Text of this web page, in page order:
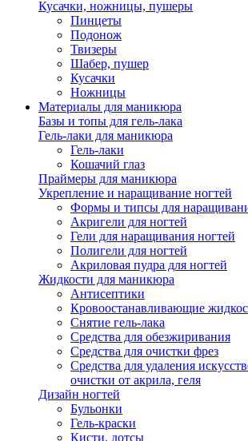
Кусачки, ножницы, пушеры
Пинцеты
Подонож
Твизеры
Шабер, пушер
Кусачки
Ножницы
Материалы для маникюра
Базы и топы для гель-лака
Гель-лаки для маникюра
Гель-лаки
Кошачий глаз
Праймеры для маникюра
Укрепление и наращивание ногтей
Формы и типсы для
Акригели для ногтей
Гели для наращивания ногтей
Полигели для ногтей
Акриловая пудра для ногтей
Жидкости для маникюра
Антисептики
Кровоостанавливающие
Снятие гель-лака
Средства для обезжиривания
Средства для очистки фрез
Средства для удаления
очистки от акрила, геля
Дизайн ногтей
Бульонки
Гель-краски
Кисти, дотсы